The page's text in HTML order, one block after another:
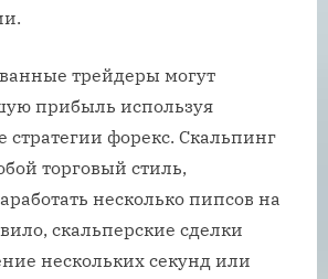
трейдеры могут
прибыль используя
форекс. Скальпинг
торговый стиль,
несколько пипсов на
скальперские сделки
нескольких секунд или